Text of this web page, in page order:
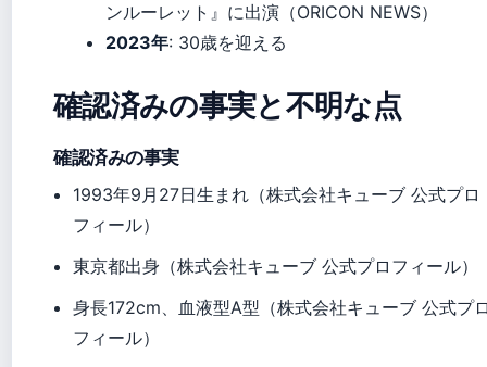
ンルーレット』に出演（ORICON NEWS）
2023年: 30歳を迎える
確認済みの事実と不明な点
確認済みの事実
1993年9月27日生まれ（株式会社キューブ 公式プロ
フィール）
東京都出身（株式会社キューブ 公式プロフィール）
身長172cm、血液型A型（株式会社キューブ 公式プ
フィール）